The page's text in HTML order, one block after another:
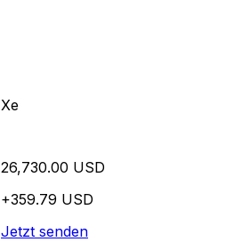
Xe
26,730.00 USD
+359.79 USD
Jetzt senden